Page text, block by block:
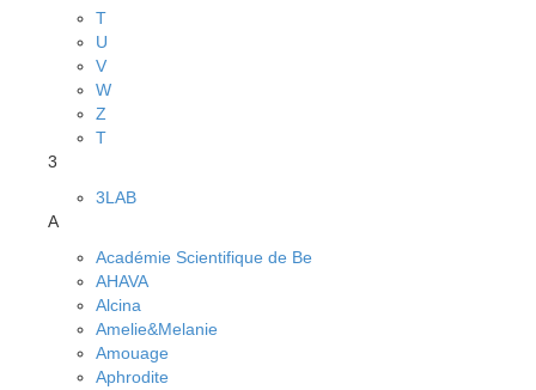
T
U
V
W
Z
Т
3
3LAB
A
Académie Scientifique de Be
AHAVA
Alcina
Amelie&Melanie
Amouage
Aphrodite